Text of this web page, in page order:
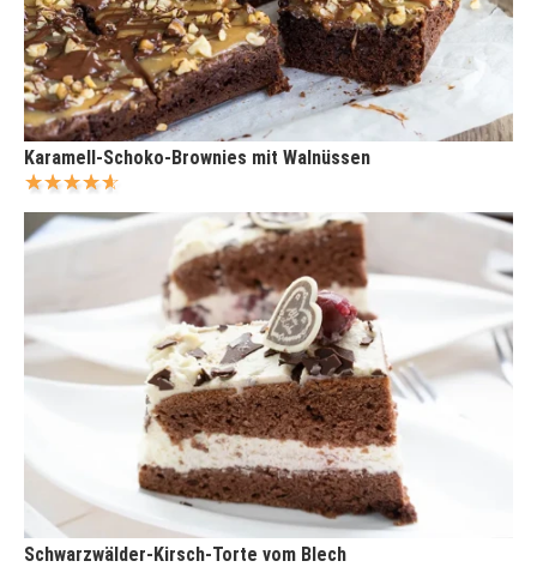
Karamell-Schoko-Brownies mit Walnüssen
Schwarzwälder-Kirsch-Torte vom Blech